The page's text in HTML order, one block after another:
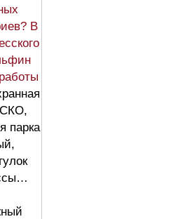
В
парка